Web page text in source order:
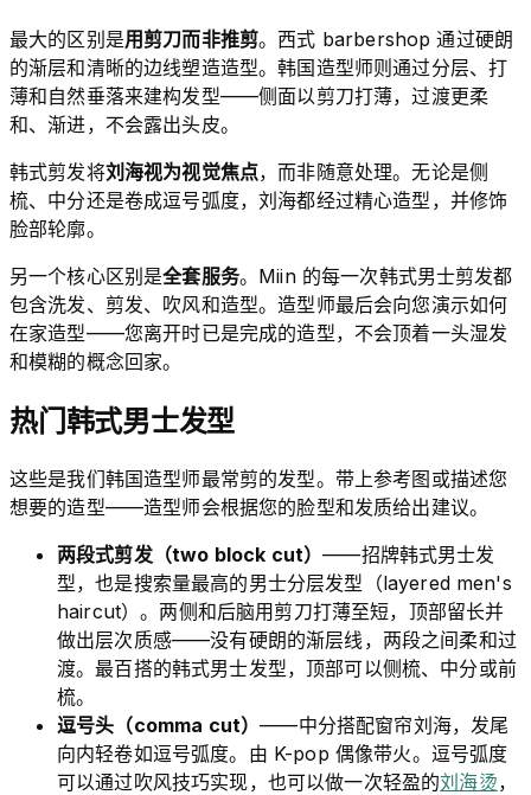
最大的区别是用剪刀而非推剪。西式 barbershop 通过硬朗
的渐层和清晰的边线塑造造型。韩国造型师则通过分层、打
薄和自然垂落来建构发型——侧面以剪刀打薄，过渡更柔
和、渐进，不会露出头皮。
韩式剪发将刘海视为视觉焦点，而非随意处理。无论是侧
梳、中分还是卷成逗号弧度，刘海都经过精心造型，并修饰
脸部轮廓。
另一个核心区别是全套服务。Miin 的每一次韩式男士剪发都
包含洗发、剪发、吹风和造型。造型师最后会向您演示如何
在家造型——您离开时已是完成的造型，不会顶着一头湿发
和模糊的概念回家。
热门韩式男士发型
这些是我们韩国造型师最常剪的发型。带上参考图或描述您
想要的造型——造型师会根据您的脸型和发质给出建议。
两段式剪发（two block cut）——招牌韩式男士发
型，也是搜索量最高的男士分层发型（layered men's
haircut）。两侧和后脑用剪刀打薄至短，顶部留长并
做出层次质感——没有硬朗的渐层线，两段之间柔和过
渡。最百搭的韩式男士发型，顶部可以侧梳、中分或前
梳。
逗号头（comma cut）——中分搭配窗帘刘海，发尾
向内轻卷如逗号弧度。由 K-pop 偶像带火。逗号弧度
可以通过吹风技巧实现，也可以做一次轻盈的刘海烫，